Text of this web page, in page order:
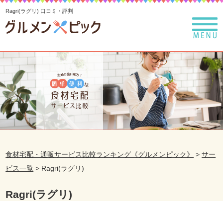
Ragri(ラグリ) 口コミ・評判
食材宅配・通販サービス比較ランキング《グルメンピック》 >サー
ビス一覧 > Ragri(ラグリ)
Ragri(ラグリ)